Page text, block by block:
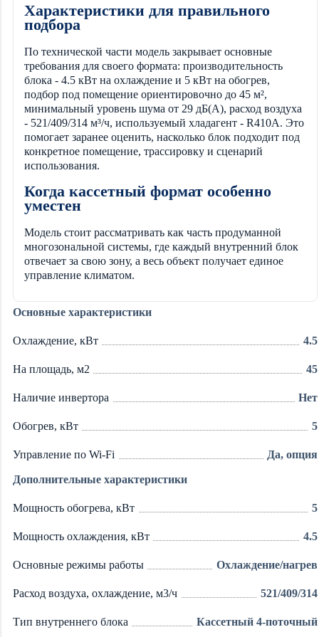
Характеристики для правильного
подбора
По технической части модель закрывает основные
требования для своего формата: производительность
блока - 4.5 кВт на охлаждение и 5 кВт на обогрев,
подбор под помещение ориентировочно до 45 м²,
минимальный уровень шума от 29 дБ(А), расход воздуха
- 521/409/314 м³/ч, используемый хладагент - R410A. Это
помогает заранее оценить, насколько блок подходит под
конкретное помещение, трассировку и сценарий
использования.
Когда кассетный формат особенно
уместен
Модель стоит рассматривать как часть продуманной
многозональной системы, где каждый внутренний блок
отвечает за свою зону, а весь объект получает единое
управление климатом.
Основные характеристики
Охлаждение, кВт 4.5
На площадь, м2 45
Наличие инвертора Нет
Обогрев, кВт 5
Управление по Wi-Fi Да, опция
Дополнительные характеристики
Мощность обогрева, кВт 5
Мощность охлаждения, кВт 4.5
Основные режимы работы Охлаждение/нагрев
Расход воздуха, охлаждение, м3/ч 521/409/314
Тип внутреннего блока Кассетный 4-поточный